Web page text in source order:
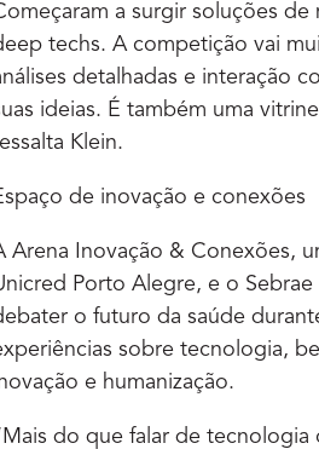
a surgir soluções
techs. A competição vai
detalhadas e interação
ideias. É também uma
Klein.
de inovação e conexões
Arena Inovação & Conexões,
Porto Alegre, e o
o futuro da saúde
sobre tecnologia,
e humanização.
do que falar de